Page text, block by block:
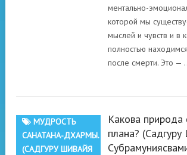
ментально-
которой мы
мыслей и чувств и в
полностью
после смерти. Это —
МУДРОСТЬ
САНАТАНА-ДХАРМЫ.
(САДГУРУ ШИВАЙЯ
Какова природа
плана?